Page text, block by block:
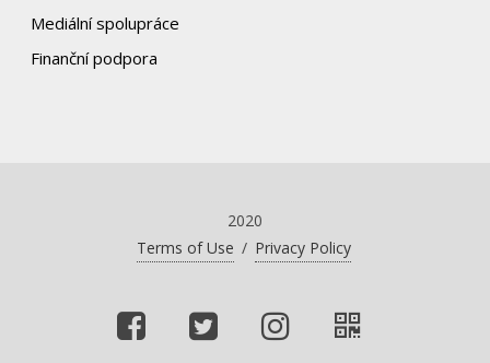
Mediální spolupráce
Finanční podpora
2020
Terms of Use / Privacy Policy